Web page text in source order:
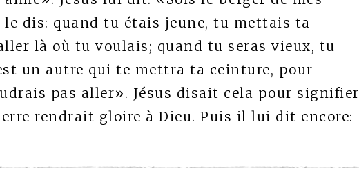
le dis: quand tu étais jeune, tu mettais ta
là où tu voulais; quand tu seras vieux, tu
un autre qui te mettra ta ceinture, pour
pas aller». Jésus disait cela pour signifier
rendrait gloire à Dieu. Puis il lui dit encore: